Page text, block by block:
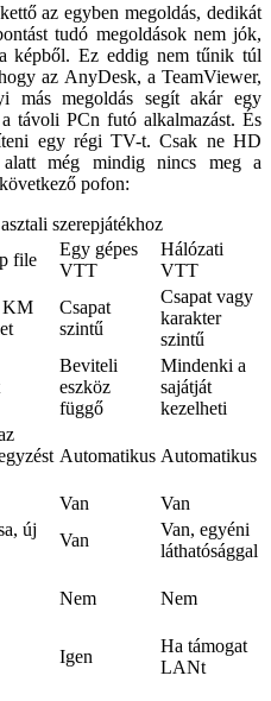
az egyben megoldás, dedikát
tudó megoldások nem jók,
képből. Ez eddig nem tűnik túl
az AnyDesk, a TeamViewer,
megoldás segít akár egy
távoli PCn futó alkalmazást. És
egy régi TV-t. Csak ne HD
még mindig nincs meg a
pofon:
szerepjátékhoz
file
Egy gépes
VTT
Hálózati
VTT
KM
Csapat
szintű
Csapat vagy
karakter
szintű
Beviteli
eszköz
függő
Mindenki a
sajátját
kezelheti
Automatikus Automatikus
Van
Van
új
Van
Van, egyéni
láthatósággal
Nem Nem
Igen
Ha támogat
LANt